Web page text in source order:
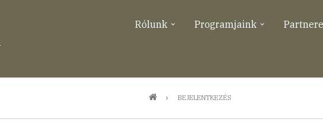
Rólunk Programjaink
BEJELENTKEZÉS